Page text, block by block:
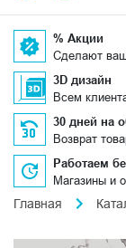
% Акции
Сделают
3D дизайн
Всем
30 дней на
Возврат
Работаем
Магазины и
Главная